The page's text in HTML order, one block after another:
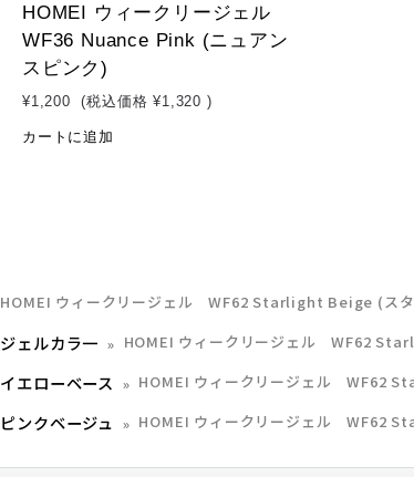
HOMEI ウィークリージェル
WF36 Nuance Pink (ニュアン
スピンク)
¥1,200 (税込価格 ¥1,320 )
カートに追加
HOMEI ウィークリージェル WF62 Starlight Beige (スタ
ジェルカラ一 HOMEI ウィークリージェル WF62
イエローベース HOMEI ウィークリージェル WF62
ピンクベージュ HOMEI ウィークリージェル WF62